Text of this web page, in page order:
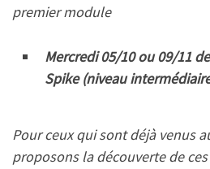
premier module
Mercredi 05/10 ou 09/11
Spike (niveau
Pour ceux qui sont déjà venus
proposons la découverte de